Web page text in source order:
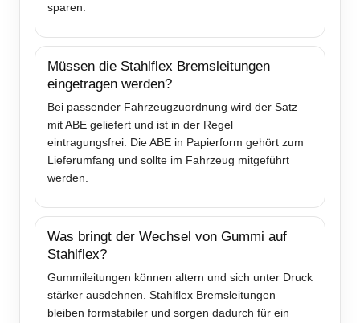
sparen.
Müssen die Stahlflex Bremsleitungen
eingetragen werden?
Bei passender Fahrzeugzuordnung wird der Satz
mit ABE geliefert und ist in der Regel
eintragungsfrei. Die ABE in Papierform gehört zum
Lieferumfang und sollte im Fahrzeug mitgeführt
werden.
Was bringt der Wechsel von Gummi auf
Stahlflex?
Gummileitungen können altern und sich unter Druck
stärker ausdehnen. Stahlflex Bremsleitungen
bleiben formstabiler und sorgen dadurch für ein